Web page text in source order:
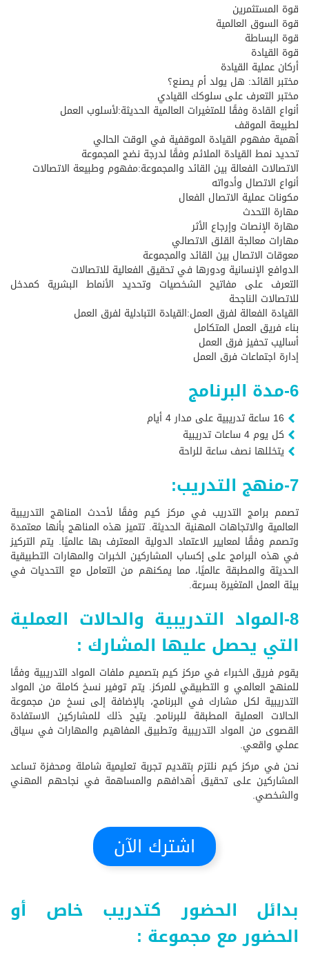
قوة المستثمرين
قوة السوق العالمية
قوة البساطة
قوة القيادة
أركان عملية القيادة
مختبر القائد: هل يولد أم يصنع؟
مختبر التعرف على سلوكك القيادي
أنواع القادة وفقًا للمتغيرات العالمية الحديثة:لأسلوب العمل
لطبيعة الموقف
أهمية مفهوم القيادة الموقفية في الوقت الحالي
تحديد نمط القيادة الملائم وفقًا لدرجة نضج المجموعة
الاتصالات الفعالة بين القائد والمجموعة:مفهوم وطبيعة الاتصالات
أنواع الاتصال وأدواته
مكونات عملية الاتصال الفعال
مهارة التحدث
مهارة الإنصات وإرجاع الأثر
مهارات معالجة القلق الاتصالي
معوقات الاتصال بين القائد والمجموعة
الدوافع الإنسانية ودورها في تحقيق الفعالية للاتصالات
التعرف على مفاتيح الشخصيات وتحديد الأنماط البشرية كمدخل
للاتصالات الناجحة
القيادة الفعالة لفرق العمل:القيادة التبادلية لفرق العمل
بناء فريق العمل المتكامل
أساليب تحفيز فرق العمل
إدارة اجتماعات فرق العمل
6-مدة البرنامج
16 ساعة تدريبية على مدار 4 أيام
كل يوم 4 ساعات تدريبية
يتخللها نصف ساعة للراحة
7-منهج التدريب:
تصمم برامج التدريب في مركز كيم وفقًا لأحدث المناهج التدريبية
العالمية والاتجاهات المهنية الحديثة. تتميز هذه المناهج بأنها معتمدة
وتصمم وفقًا لمعايير الاعتماد الدولية المعترف بها عالميًا. يتم التركيز
في هذه البرامج على إكساب المشاركين الخبرات والمهارات التطبيقية
الحديثة والمطبقة عالميًا، مما يمكنهم من التعامل مع التحديات في
بيئة العمل المتغيرة بسرعة.
8-المواد التدريبية والحالات العملية
التي يحصل عليها المشارك :
يقوم فريق الخبراء في مركز كيم بتصميم ملفات المواد التدريبية وفقًا
للمنهج العالمي و التطبيقي للمركز. يتم توفير نسخ كاملة من المواد
التدريبية لكل مشارك في البرنامج، بالإضافة إلى نسخ من مجموعة
الحالات العملية المطبقة للبرنامج. يتيح ذلك للمشاركين الاستفادة
القصوى من المواد التدريبية وتطبيق المفاهيم والمهارات في سياق
عملي واقعي.
نحن في مركز كيم نلتزم بتقديم تجربة تعليمية شاملة ومحفزة تساعد
المشاركين على تحقيق أهدافهم والمساهمة في نجاحهم المهني
والشخصي.
اشترك الآن
بدائل الحضور كتدريب خاص أو
الحضور مع مجموعة :